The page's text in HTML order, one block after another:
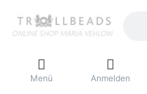
Menü Anmelden